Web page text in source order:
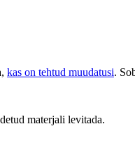
kas on tehtud muudatusi.
materjali levitada.